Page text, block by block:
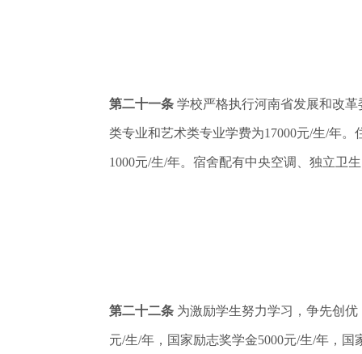
第二十一条 学校严格执行河南省发展和改
类专业和艺术类专业学费为17000元/生/年
1000元/生/年。宿舍配有中央空调、独立卫
第二十二条 为激励学生努力学习，争先创
元/生/年，国家励志奖学金5000元/生/年，